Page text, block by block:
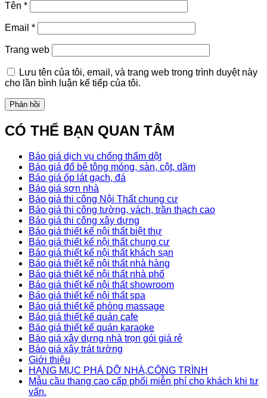
Tên *
Email *
Trang web
Lưu tên của tôi, email, và trang web trong trình duyệt này
cho lần bình luận kế tiếp của tôi.
CÓ THỂ BẠN QUAN TÂM
Báo giá dịch vụ chống thấm dột
Báo giá đổ bê tông móng, sàn, cột, dầm
Báo giá ốp lát gạch, đá
Báo giá sơn nhà
Báo giá thi công Nội Thất chung cư
Báo giá thi công tường, vách, trần thạch cao
Báo giá thi công xây dựng
Báo giá thiết kế nội thất biệt thự
Báo giá thiết kế nội thất chung cư
Báo giá thiết kế nội thất khách sạn
Báo giá thiết kế nội thất nhà hàng
Báo giá thiết kế nội thất nhà phố
Báo giá thiết kế nội thất showroom
Báo giá thiết kế nội thất spa
Báo giá thiết kế phòng massage
Báo giá thiết kế quán cafe
Báo giá thiết kế quán karaoke
Báo giá xây dựng nhà trọn gói giá rẻ
Báo giá xây trát tường
Giới thiệu
HẠNG MỤC PHÁ DỠ NHÀ,CÔNG TRÌNH
Mẫu cầu thang cao cấp phối miễn phí cho khách khi tư
vấn.